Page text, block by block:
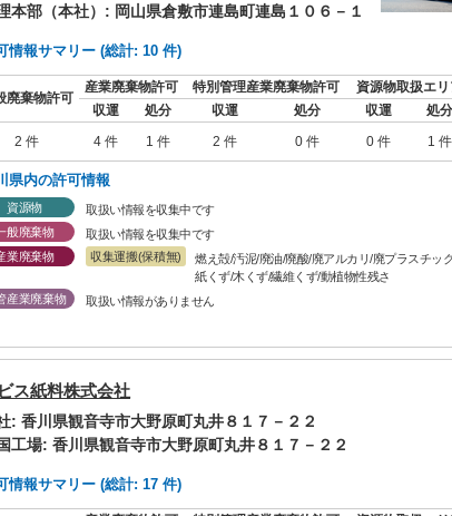
本部（本社）: 岡山県倉敷市連島町連島１０６－１
情報サマリー (総計: 10 件)
廃棄物許可
産業廃棄物許可 特別管理産業廃棄物許可
資源物取扱エリ
収運
処分 収運 処分 収運
処分
2 件
4 件 1 件 2 件 0 件 0 件 1 件
県内の許可情報
資源物
取扱い情報を収集中です
般廃棄物
取扱い情報を収集中です
業廃棄物
収集運搬(保積無)
燃え殻/汚泥/廃油/廃酸/廃アルカリ/廃プラスチッ
紙くず/木くず/繊維くず/動植物性残さ
産業廃棄物
取扱い情報がありません
ス紙料株式会社
: 香川県観音寺市大野原町丸井８１７－２２
工場: 香川県観音寺市大野原町丸井８１７－２２
情報サマリー (総計: 17 件)